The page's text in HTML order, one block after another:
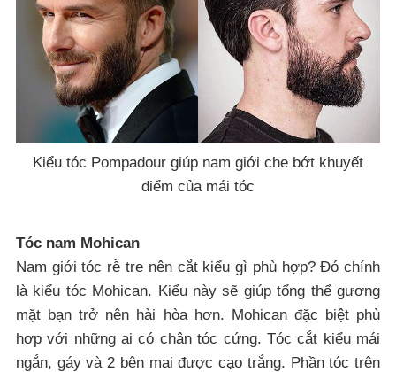
Kiểu tóc Pompadour giúp nam giới che bớt khuyết
điểm của mái tóc
Tóc nam Mohican
Nam giới tóc rễ tre nên cắt kiểu gì phù hợp? Đó chính
là kiểu tóc Mohican. Kiểu này sẽ giúp tổng thể gương
mặt bạn trở nên hài hòa hơn. Mohican đặc biệt phù
hợp với những ai có chân tóc cứng. Tóc cắt kiểu mái
ngắn, gáy và 2 bên mai được cạo trắng. Phần tóc trên